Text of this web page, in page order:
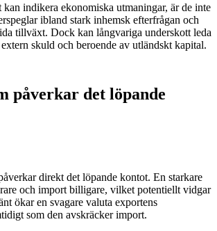
indikera ekonomiska utmaningar, är de inte
ibland stark inhemsk efterfrågan och
tillväxt. Dock kan långvariga underskott leda
skuld och beroende av utländskt kapital.
påverkar det löpande
direkt det löpande kontot. En starkare
och import billigare, vilket potentiellt vidgar
ökar en svagare valuta exportens
som den avskräcker import.